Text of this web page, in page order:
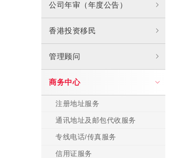
公司年审（年度公告）
香港投资移民
管理顾问
商务中心
注册地址服务
通讯地址及邮包代收服务
专线电话/传真服务
信用证服务